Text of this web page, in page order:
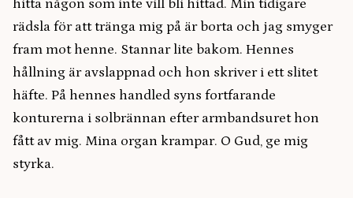
hitta någon som inte vill bli hittad. Min tidigare
rädsla för att tränga mig på är borta och jag smyger
fram mot henne. Stannar lite bakom. Hennes
hållning är avslappnad och hon skriver i ett slitet
häfte. På hennes handled syns fortfarande
konturerna i solbrännan efter armbandsuret hon
fått av mig. Mina organ krampar. O Gud, ge mig
styrka.